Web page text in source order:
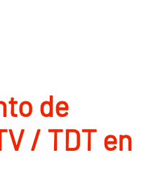
de
/ TDT en